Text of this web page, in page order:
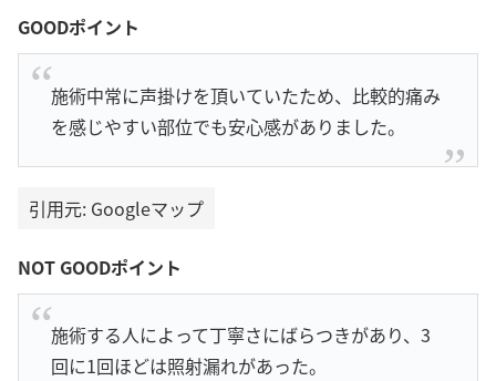
GOODポイント
施術中常に声掛けを頂いていたため、比較的痛み
を感じやすい部位でも安心感がありました。
引用元: Googleマップ
NOT GOODポイント
施術する人によって丁寧さにばらつきがあり、3
回に1回ほどは照射漏れがあった。